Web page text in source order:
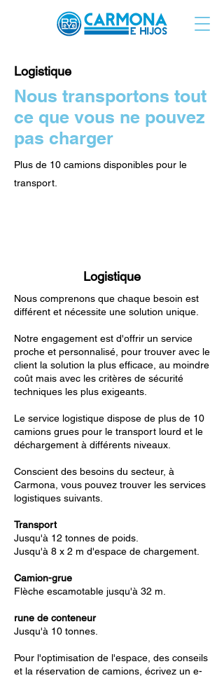
Logistique
Nous transportons tout
ce que vous ne pouvez
pas charger
Plus de 10 camions disponibles pour le
transport.
Logistique
Nous comprenons que chaque besoin est
différent et nécessite une solution unique.
Notre engagement est d'offrir un service
proche et personnalisé, pour trouver avec le
client la solution la plus efficace, au moindre
coût mais avec les critères de sécurité
techniques les plus exigeants.
Le service logistique dispose de plus de 10
camions grues pour le transport lourd et le
déchargement à différents niveaux.
Conscient des besoins du secteur, à
Carmona, vous pouvez trouver les services
logistiques suivants.
Transport
Jusqu'à 12 tonnes de poids.
Jusqu'à 8 x 2 m d'espace de chargement.
Camion-grue
Flèche escamotable jusqu'à 32 m.
rune de conteneur
Jusqu'à 10 tonnes.
Pour l'optimisation de l'espace, des conseils
et la réservation de camions, écrivez un e-